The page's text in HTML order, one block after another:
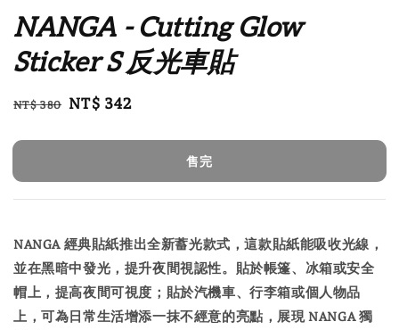
NANGA - Cutting Glow
Sticker S 反光車貼
Regular
NT$ 380 Sale
NT$ 342
售完
NANGA 經典貼紙推出全新蓄光款式，這款貼紙能吸收光線，
並在黑暗中發光，提升夜間視認性。貼於帳篷、冰箱或安全
帽上，提高夜間可視度；貼於汽機車、行李箱或個人物品
上，可為日常生活增添一抹不經意的亮點，展現 NANGA 獨